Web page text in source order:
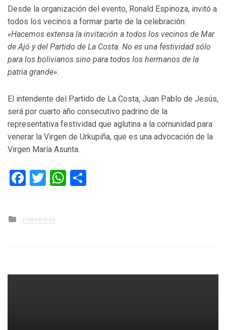
Desde la organización del evento, Ronald Espinoza, invitó a
todos los vecinos a formar parte de la celebración:
«Hacemos extensa la invitación a todos los vecinos de Mar
de Ajó y del Partido de La Costa. No es una festividad sólo
para los bolivianos sino para todos los hermanos de la
patria grande».
El intendente del Partido de La Costa, Juan Pablo de Jesús,
será por cuarto año consecutivo padrino de la
representativa festividad que aglutina a la comunidad para
venerar la Virgen de Urkupiña, que es una advocación de la
Virgen María Asunta.
Facebook
TwitterWhatsApp
Posted
in
COMUNIDAD